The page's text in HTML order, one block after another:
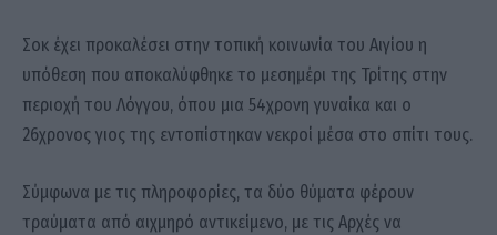
Σοκ έχει προκαλέσει στην τοπική κοινωνία του Αιγίου η
υπόθεση που αποκαλύφθηκε το μεσημέρι της Τρίτης στην
περιοχή του Λόγγου, όπου μια 54χρονη γυναίκα και ο
26χρονος γιος της εντοπίστηκαν νεκροί μέσα στο σπίτι τους.
Σύμφωνα με τις πληροφορίες, τα δύο θύματα φέρουν
τραύματα από αιχμηρό αντικείμενο, με τις Αρχές να